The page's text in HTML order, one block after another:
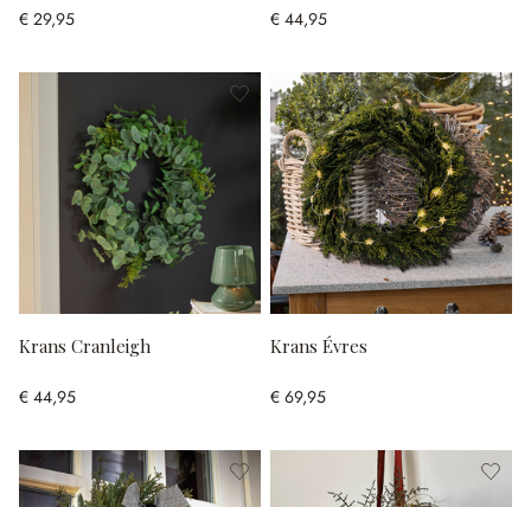
€ 29,95 € 44,95
Krans Cranleigh
€ 44,95
Krans Évres
€ 69,95